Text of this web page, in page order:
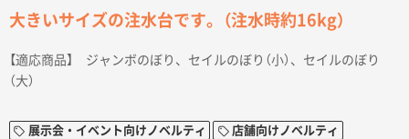
大きいサイズの注水台です。（注水時約16kg）
【適応商品】 ジャンボのぼり、セイルのぼり（小）、セイルのぼり
（大）
展示会・イベント向けノベルティ 店舗向けノベルティ